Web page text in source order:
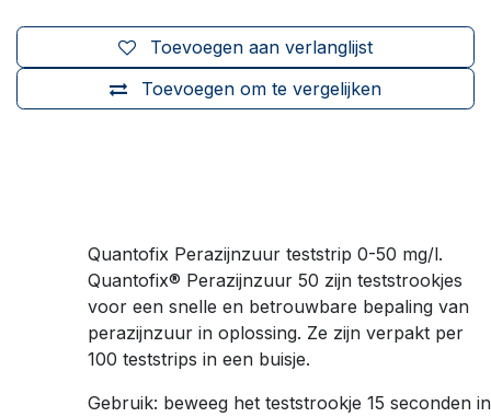
Toevoegen om te vergelijken
Toevoegen aan verlanglijst
Quantofix Perazijnzuur teststrip 0-50 mg/l.
Quantofix® Perazijnzuur 50 zijn teststrookjes
voor een snelle en betrouwbare bepaling van
perazijnzuur in oplossing. Ze zijn verpakt per
100 teststrips in een buisje.
Gebruik: beweeg het teststrookje 15 seconden in